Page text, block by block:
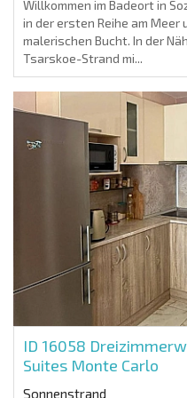
Willkommen im Badeort in
in der ersten Reihe am
malerischen Bucht. In der
Tsarskoe-Strand mi...
ID 16058
Suites Monte Carlo
Sonnenstrand